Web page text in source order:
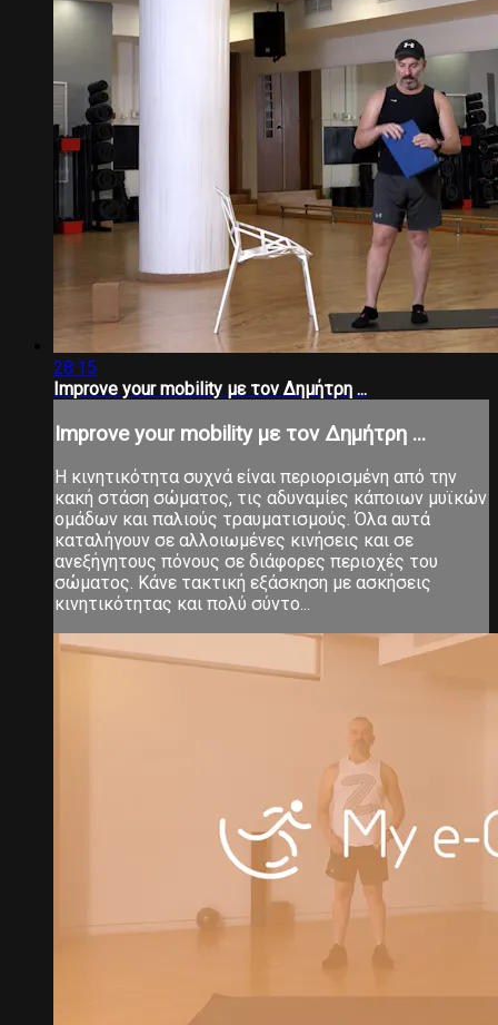
28:15
Improve your mobility με τον Δημήτρη ...
Improve your mobility με τον Δημήτρη ...
Η κινητικότητα συχνά είναι περιορισμένη από την
κακή στάση σώματος, τις αδυναμίες κάποιων μυϊκών
ομάδων και παλιούς τραυματισμούς. Όλα αυτά
καταλήγουν σε αλλοιωμένες κινήσεις και σε
ανεξήγητους πόνους σε διάφορες περιοχές του
σώματος. Κάνε τακτική εξάσκηση με ασκήσεις
κινητικότητας και πολύ σύντο...